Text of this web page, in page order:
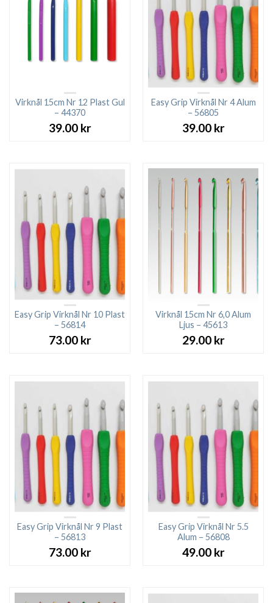
Virknål 15cm Nr 12 Plast Gul
– 44370
39.00 kr
Easy Grip Virknål Nr 4 Alum
– 56805
39.00 kr
Easy Grip Virknål Nr 10 Plast
– 56814
73.00 kr
Virknål 15cm Nr 6,0 Alum
Ljus – 45613
29.00 kr
Easy Grip Virknål Nr 9 Plast
– 56813
73.00 kr
Easy Grip Virknål Nr 5.5
Alum – 56808
49.00 kr